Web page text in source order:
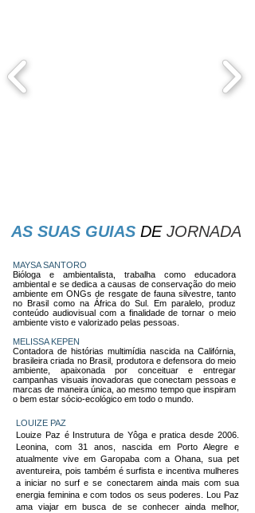
AS SUAS GUIAS DE JORNADA
MAYSA SANTORO
Bióloga e ambientalista, trabalha como educadora
ambiental e se dedica a causas de conservação do meio
ambiente em ONGs de resgate de fauna silvestre, tanto
no Brasil como na África do Sul. Em paralelo, produz
conteúdo audiovisual com a finalidade de tornar o meio
ambiente visto e valorizado pelas pessoas.
MELISSA KEPEN
Contadora de histórias multimídia nascida na Califórnia,
brasileira criada no Brasil, produtora e defensora do meio
ambiente, apaixonada por conceituar e entregar
campanhas visuais inovadoras que conectam pessoas e
marcas de maneira única, ao mesmo tempo que inspiram
o bem estar sócio-ecológico em todo o mundo.
LOUIZE PAZ
Louize Paz é Instrutura de Yôga e pratica desde 2006.
Leonina, com 31 anos, nascida em Porto Alegre e
atualmente vive em Garopaba com a Ohana, sua pet
aventureira, pois também é surfista e incentiva mulheres
a iniciar no surf e se conectarem ainda mais com sua
energia feminina e com todos os seus poderes. Lou Paz
ama viajar em busca de se conhecer ainda melhor,